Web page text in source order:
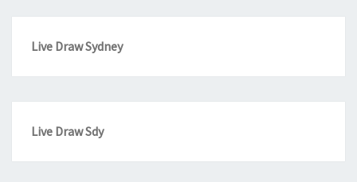
Live Draw Sydney
Live Draw Sdy